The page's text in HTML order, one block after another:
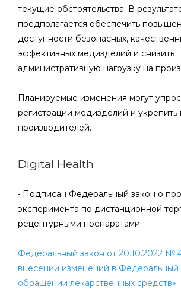
текущие обстоятельства. В
предполагается обеспечить
доступности безопасных,
эффективных медизделий и снизить
административную нагрузку на
Планируемые изменения могут
регистрации медизделий и
производителей.
Digital Health
• Подписан Федеральный закон о
эксперимента по дистанционной
рецептурными препаратами
Федеральный закон от 20.10.2022 №
внесении изменений в Федеральный
обращении лекарственных средств»